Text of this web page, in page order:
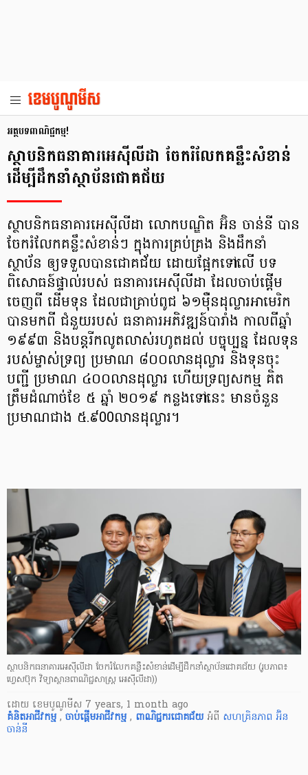
អត្ថបទពាណិជ្ជកម្ម!
ស្ថាបនិកធនាគារអេស៊ីលីដា ចែករំលែកគន្លឹះសំខាន់
ដើម្បីដឹកនាំស្ថាប័នជោគជ័យ
ស្ថាបនិកធនាគារអេស៊ីលីដា លោកបណ្ឌិត អ៊ិន ចាន់នី បាន
ចែករំលែកគន្លឹះសំខាន់ៗ ក្នុងការគ្រប់គ្រង និងដឹកនាំ
ស្ថាប័ន ឲ្យទទួលបានជោគជ័យ ដោយផ្អែកទៅលើ បទ
ពិសោធន៍ផ្ទាល់របស់ ធនាគារអេស៊ីលីដា ដែលចាប់ផ្តើម
ចេញពី ដើមទុន ដែលជាគ្រាប់ពូជ ៦១ម៉ឺនដុល្លារអាមេរិក
បានមកពី ជំនួយរបស់ ធនាគារអភិវឌ្ឍន៍បារាំង កាលពីឆ្នាំ
១៩៩៣ និងបន្តរីកលូតលាស់រហូតដល់ បច្ចុប្បន្ន ដែលទុន
របស់ម្ចាស់ទ្រព្យ ប្រមាណ ៨០០លានដុល្លារ និងទុនចុះ
បញ្ជី ប្រមាណ ៤០០លានដុល្លារ ហើយទ្រព្យសកម្ម គិត
ត្រឹមដំណាច់ខែ ៥ ឆ្នាំ ២០១៩ កន្លងទៅនេះ មានចំនួន
ប្រមាណជាង ៥.៩00លានដុល្លារ។
ស្ថាបនិកធនាគារអេស៊ីលីដា ចែករំលែកគន្លឹះសំខាន់ដើម្បីដឹកនាំស្ថាប័នជោគជ័យ (រូបភាព៖
ហ្វេសប៊ុក វិទ្យាស្ថានពាណិជ្ជសាស្ត្រ អេស៊ីលីដា))
ដោយ ​ ខេមបូណូមីស 7 years, 1 month ago
គំនិតអាជីវកម្ម, ចាប់ផ្តើម​អាជីវកម្ម, ពាណិជ្ជករ​ជោគជ័យ អំពី សហគ្រិនភាព អ៊ិន
ចាន់នី